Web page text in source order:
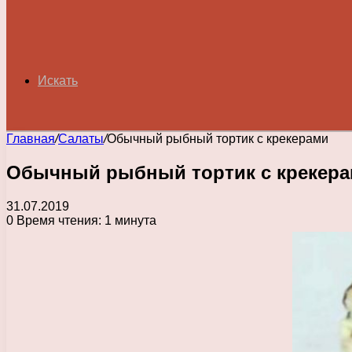
Искать
Главная/Салаты/Обычный рыбный тортик с крекерами
Обычный рыбный тортик с
31.07.2019
0 Время чтения: 1 минута